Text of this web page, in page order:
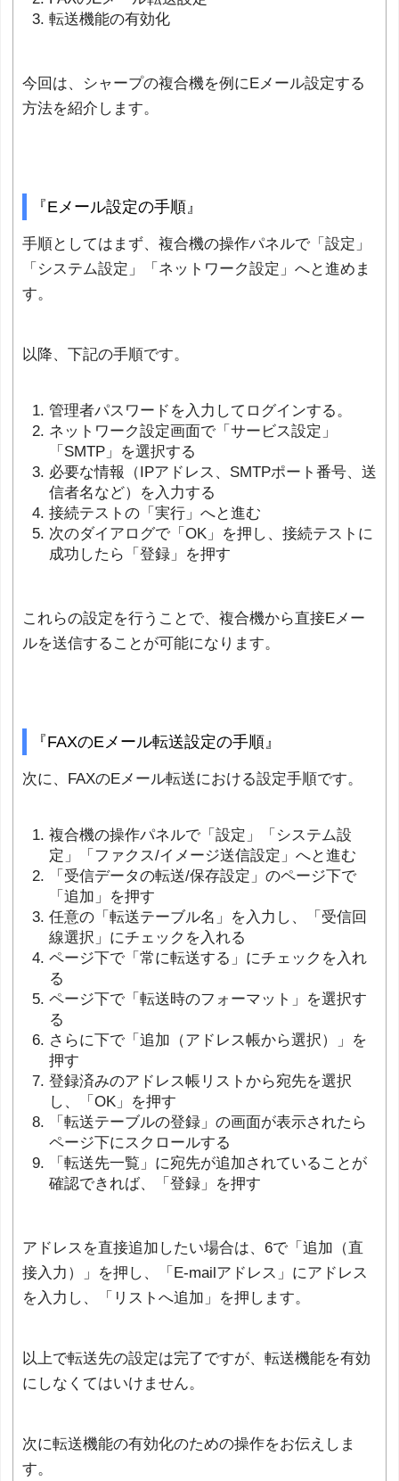
転送機能の有効化
今回は、シャープの複合機を例にEメール設定する
方法を紹介します。
『Eメール設定の手順』
手順としてはまず、複合機の操作パネルで「設定」
「システム設定」「ネットワーク設定」へと進めま
す。
以降、下記の手順です。
管理者パスワードを入力してログインする。
ネットワーク設定画面で「サービス設定」
「SMTP」を選択する
必要な情報（IPアドレス、SMTPポート番号、送
信者名など）を入力する
接続テストの「実行」へと進む
次のダイアログで「OK」を押し、接続テストに
成功したら「登録」を押す
これらの設定を行うことで、複合機から直接Eメー
ルを送信することが可能になります。
『FAXのEメール転送設定の手順』
次に、FAXのEメール転送における設定手順です。
複合機の操作パネルで「設定」「システム設
定」「ファクス/イメージ送信設定」へと進む
「受信データの転送/保存設定」のページ下で
「追加」を押す
任意の「転送テーブル名」を入力し、「受信回
線選択」にチェックを入れる
ページ下で「常に転送する」にチェックを入れ
る
ページ下で「転送時のフォーマット」を選択す
る
さらに下で「追加（アドレス帳から選択）」を
押す
登録済みのアドレス帳リストから宛先を選択
し、「OK」を押す
「転送テーブルの登録」の画面が表示されたら
ページ下にスクロールする
「転送先一覧」に宛先が追加されていることが
確認できれば、「登録」を押す
アドレスを直接追加したい場合は、6で「追加（直
接入力）」を押し、「E-mailアドレス」にアドレス
を入力し、「リストへ追加」を押します。
以上で転送先の設定は完了ですが、転送機能を有効
にしなくてはいけません。
次に転送機能の有効化のための操作をお伝えしま
す。